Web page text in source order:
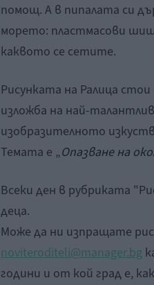
помощ. А в пипалата си
морето: пластмасови
каквото се сетите.
Рисунката на Ралица
изложба на най-
изобразителното
Темата е „Опазване на
Всеки ден в рубриката
деца.
Може да ни изпращате
noviteroditeli@manager.bg
години и от кой град е,